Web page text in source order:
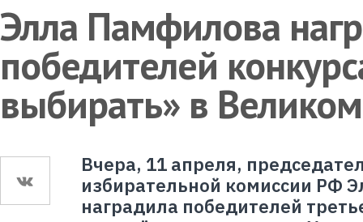
Элла Памфилова
победителей
выбирать» в
Вчера, 11 апреля,
избирательной комиссии РФ
наградила победителей